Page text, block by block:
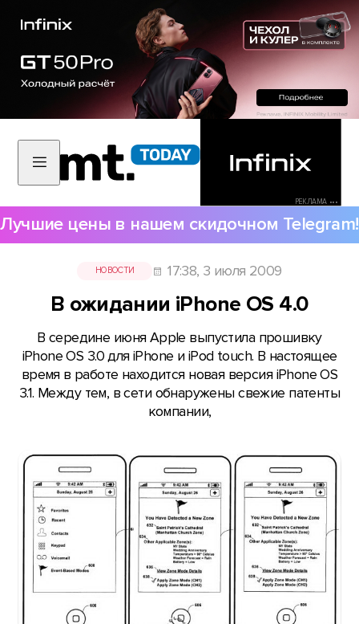
РЕКЛАМА •••
Лучшие цены в нашем скидочном Telegram!
НОВОСТИ 17:38, 3 июля 2009
В ожидании iPhone OS 4.0
В середине июня Apple выпустила прошивку
iPhone OS 3.0 для iPhone и iPod touch. В настоящее
время в работе находится новая версия iPhone OS
3.1. Между тем, в сети обнаружены свежие патенты
компании,